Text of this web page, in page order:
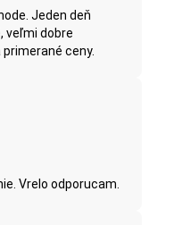
Jeden deň
veľmi dobre
ceny.
Vrelo odporucam.